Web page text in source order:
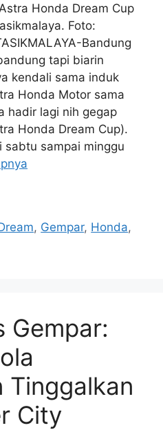
Honda Dream Cup
Foto:
Bandung
tapi biarin
kendali sama induk
Honda Motor sama
hadir lagi nih gegap
Honda Dream Cup).
sabtu sampai minggu
, Gempar, Honda,
Gempar:
Tinggalkan
City